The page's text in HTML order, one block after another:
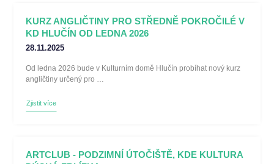
KURZ ANGLIČTINY PRO STŘEDNĚ POKROČILÉ V
KD HLUČÍN OD LEDNA 2026
28.11.2025
Od ledna 2026 bude v Kulturním domě Hlučín probíhat nový kurz
angličtiny určený pro …
Zjistit více
ARTCLUB - PODZIMNÍ ÚTOČIŠTĚ, KDE KULTURA